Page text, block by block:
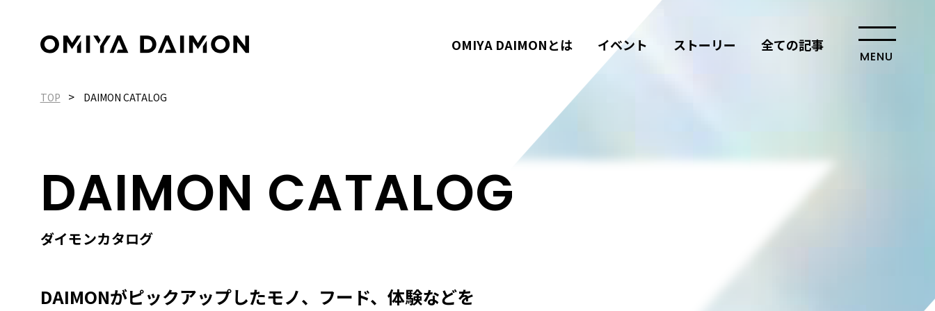
OMIYA DAIMONとは イベント ストーリー 全ての記事
MENU
TOP > DAIMON CATALOG
DAIMON CATALOG
ダイモンカタログ
DAIMONがピックアップしたモノ、フード、体験などを